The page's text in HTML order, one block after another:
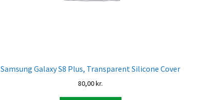
Samsung Galaxy S8 Plus, Transparent Silicone Cover
80,00kr.